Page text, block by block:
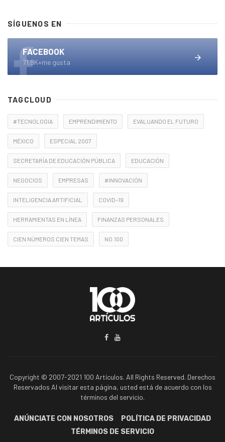
SÍGUENOS EN
FACEBOOK
71.9K+me gusta
TAGCLOUD
#TECNOLOGIA EMPRENDIMIENTO EVALUANDO EL FUTURO
MÉXICO ESPECIAL 2007
SECRETARÍA DE EDUCACIÓN PÚBLICA EDUCACIÓN
NEGOCIOS EMPRESAS #INNOVACIÓN
INTELIGENCIA ARTIFICIAL COVID-19
HERRAMIENTAS EN LÍNEA FINANZAS PERSONALES
CIEN NÚMEROS CIEN TEMAS NO.100
Copyright © 2007-2021 100 Artículos. All Rights Reserved. Derechos
Reservados Al visitar esta página, usted está de acuerdo con los
términos del servicio.
ANÚNCIATE CON NOSOTROS
POLÍTICA DE PRIVACIDAD
TÉRMINOS DE SERVICIO